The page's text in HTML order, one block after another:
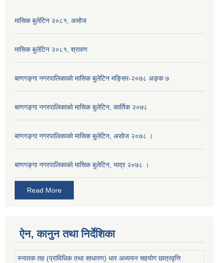
मासिक बुलेटिन २०८१, असोज
मासिक बुलेटिन २०८१, श्रावण
बाणगङ्गा नगरपालिकाको मासिक बुलेटिन मङ्सिर-२०७८ अङ्क ७
बाणगङ्गा नगरपालिकाको मासिक बुलेटिन, कार्तिक २०७८
बाणगङ्गा नगरपालिकाको मासिक बुलेटिन, असोज २०७८ ।
बाणगङ्गा नगरपालिकाकाे मासिक बुलेटिन, भाद्र २०७८ ।
Read More
ऐन, कानुन तथा निर्देशिका
स्नातक तह (प्राविधिक तथा साधारण) धार अध्ययन सहयोग छात्रवृत्ति